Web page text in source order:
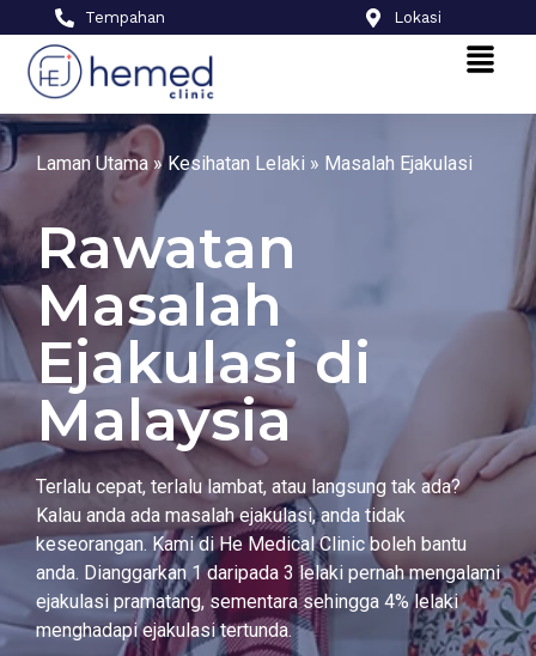
Lokasi
Tempahan
Laman Utama » Kesihatan Lelaki » Masalah Ejakulasi
Rawatan
Masalah
Ejakulasi di
Malaysia
Terlalu cepat, terlalu lambat, atau langsung tak ada?
Kalau anda ada masalah ejakulasi, anda tidak
keseorangan. Kami di He Medical Clinic boleh bantu
anda. Dianggarkan 1 daripada 3 lelaki pernah mengalami
ejakulasi pramatang, sementara sehingga 4% lelaki
menghadapi ejakulasi tertunda.